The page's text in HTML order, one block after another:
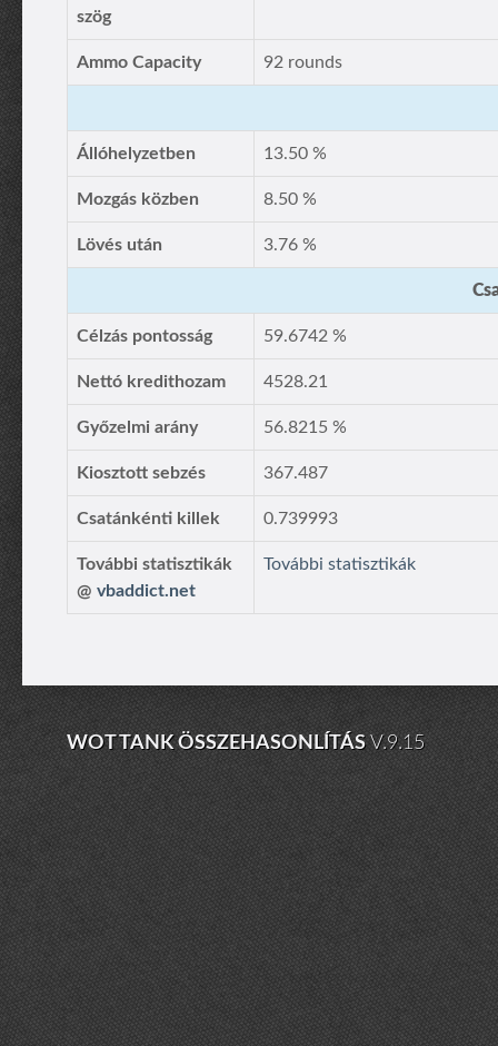
szög
Ammo Capacity 92 rounds
Állóhelyzetben 13.50 %
Mozgás közben 8.50 %
Lövés után 3.76 %
Célzás pontosság 59.6742 %
Nettó kredithozam 4528.21
Győzelmi arány 56.8215 %
Kiosztott sebzés 367.487
Csatánkénti killek 0.739993
További statisztikák
@ vbaddict.net
További statisztikák
WOT TANK ÖSSZEHASONLÍTÁSV.9.15